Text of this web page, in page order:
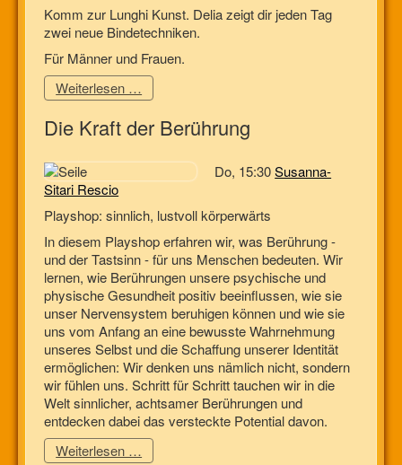
Komm zur Lunghi Kunst. Delia zeigt dir jeden Tag
zwei neue Bindetechniken.
Für Männer und Frauen.
Weiterlesen …
Die Kraft der Berührung
Do, 15:30Susanna-
Sitari Rescio
Playshop: sinnlich, lustvoll körperwärts
In diesem Playshop erfahren wir, was Berührung -
und der Tastsinn - für uns Menschen bedeuten. Wir
lernen, wie Berührungen unsere psychische und
physische Gesundheit positiv beeinflussen, wie sie
unser Nervensystem beruhigen können und wie sie
uns vom Anfang an eine bewusste Wahrnehmung
unseres Selbst und die Schaffung unserer Identität
ermöglichen: Wir denken uns nämlich nicht, sondern
wir fühlen uns. Schritt für Schritt tauchen wir in die
Welt sinnlicher, achtsamer Berührungen und
entdecken dabei das versteckte Potential davon.
Weiterlesen …